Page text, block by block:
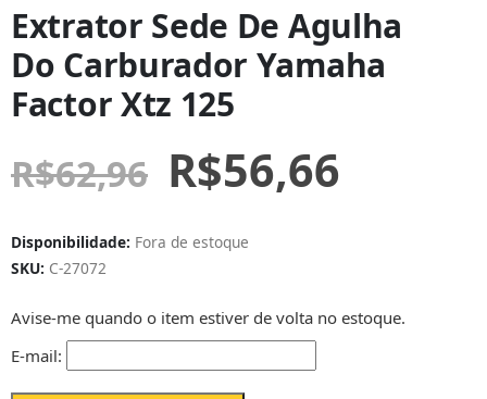
Extrator Sede De Agulha
Do Carburador Yamaha
Factor Xtz 125
R$62,96 R$56,66
Disponibilidade: Fora de estoque
SKU: C-27072
Avise-me quando o item estiver de volta no estoque.
E-mail: